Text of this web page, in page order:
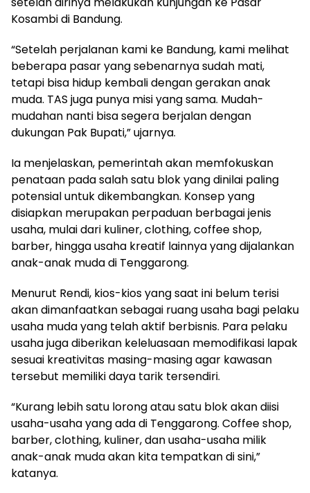
Kosambi di Bandung.
“Setelah perjalanan kami ke Bandung, kami melihat
beberapa pasar yang sebenarnya sudah mati,
tetapi bisa hidup kembali dengan gerakan anak
muda. TAS juga punya misi yang sama. Mudah-
mudahan nanti bisa segera berjalan dengan
dukungan Pak Bupati,” ujarnya.
Ia menjelaskan, pemerintah akan memfokuskan
penataan pada salah satu blok yang dinilai paling
potensial untuk dikembangkan. Konsep yang
disiapkan merupakan perpaduan berbagai jenis
usaha, mulai dari kuliner, clothing, coffee shop,
barber, hingga usaha kreatif lainnya yang dijalankan
anak-anak muda di Tenggarong.
Menurut Rendi, kios-kios yang saat ini belum terisi
akan dimanfaatkan sebagai ruang usaha bagi pelaku
usaha muda yang telah aktif berbisnis. Para pelaku
usaha juga diberikan keleluasaan memodifikasi lapak
sesuai kreativitas masing-masing agar kawasan
tersebut memiliki daya tarik tersendiri.
“Kurang lebih satu lorong atau satu blok akan diisi
usaha-usaha yang ada di Tenggarong. Coffee shop,
barber, clothing, kuliner, dan usaha-usaha milik
anak-anak muda akan kita tempatkan di sini,”
katanya.